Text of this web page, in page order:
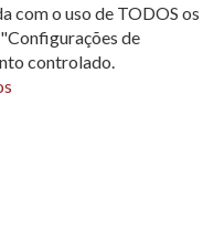
com o uso de TODOS os
de
controlado.